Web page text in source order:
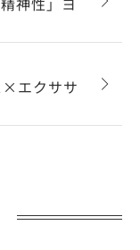
×エクササ